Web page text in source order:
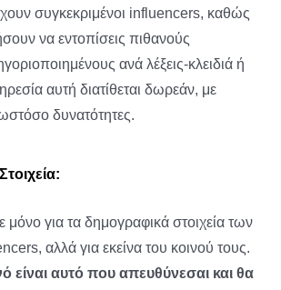
συγκεκριμένοι influencers, καθώς
να εντοπίσεις πιθανούς
ανά λέξεις-κλειδιά ή
αυτή διατίθεται δωρεάν, με
δυνατότητες.
μόνο για τα δημογραφικά στοιχεία των
αλλά για εκείνα του κοινού τους.
είναι αυτό που απευθύνεσαι και θα